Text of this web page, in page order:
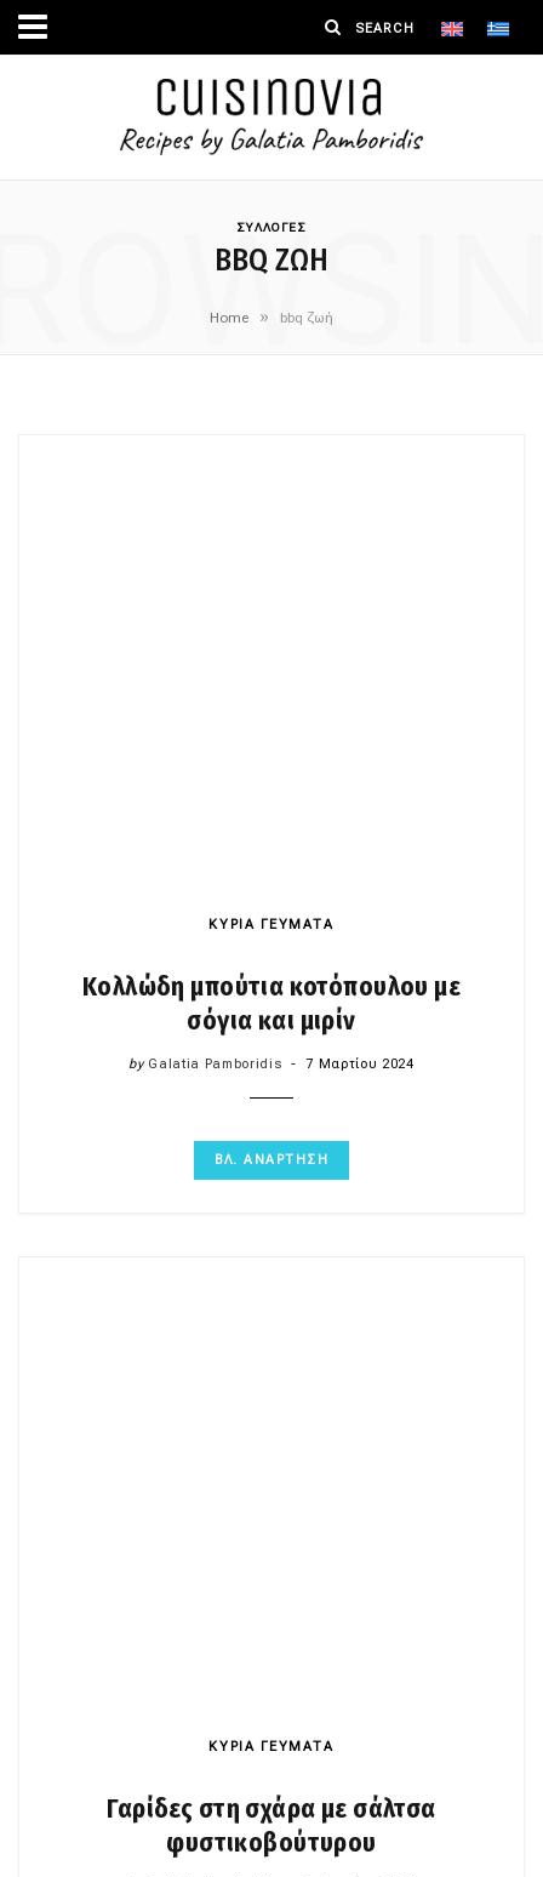
ΣΥΛΛΟΓΕΣ
BBQ ΖΩΉ
Home » bbq ζωή
ΚΥΡΙΑ ΓΕΥΜΑΤΑ
Κολλώδη μπούτια κοτόπουλου με
σόγια και μιρίν
by Galatia Pamboridis 7 Μαρτίου 2024
ΒΛ. ΑΝΑΡΤΗΣΗ
ΚΥΡΙΑ ΓΕΥΜΑΤΑ
Γαρίδες στη σχάρα με σάλτσα
φυστικοβούτυρου